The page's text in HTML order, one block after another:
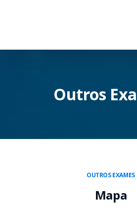
Outros
OUTROS EXAMES
Mapa